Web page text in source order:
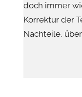
doch immer
Korrektur der
Nachteile,